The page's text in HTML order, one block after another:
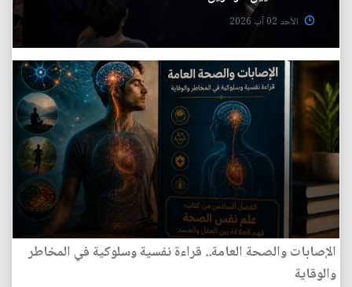
الأحد 02 آب 2026
الإصابات والصحة العامة.. قراءة نفسية وسلوكية في المخاطر
والوقاية